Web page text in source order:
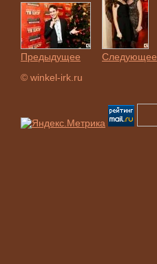
Предыдущее
Следующее
© winkel-irk.ru